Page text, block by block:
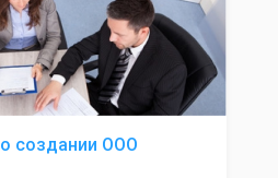
создании ООО